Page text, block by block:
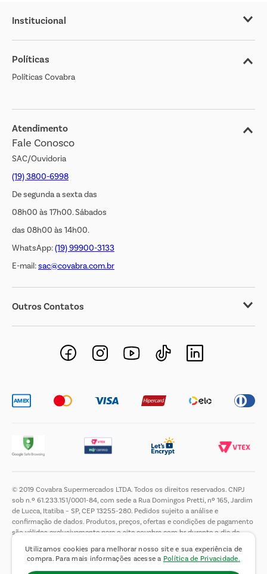
Utilizamos cookies para melhorar nosso site e sua experiência de
compra. Para mais informações acesse a Política de Privacidade.
Institucional
Sobre o Covabra
Nossas Lojas
Cliente Bem Estar
Jornal de Ofertas
Transparência Salarial
Políticas
Políticas Covabra
Atendimento
Fale Conosco
SAC/Ouvidoria
(19) 3800-6998
De segunda a sexta das
08h00 às 17h00. Sábados
das 08h00 às 14h00.
WhatsApp:(19) 99900-3133
E-mail:sac@covabra.com.br
Outros Contatos
Negócios Imobiliários
Novos Fornecedores
© 2019 Covabra Supermercados LTDA. Todos os direitos reservados. CNPJ
sob n.º 61.233.151/0001-84, com sede a Rua Domingos Pretti, nº 165, Jardim
de Lucca, Itatiba – SP, CEP 13255-280. Pedidos sujeito a análise e
confirmação de dados. Produtos, preços, ofertas e condições de pagamento
são válidos exclusivamente para o site covabra.com.br durante o dia de
de limitar a quantidade máxima de produtos por compra por cliente. Não
vendemos no atacado. Fotos meramente ilustrativas.É proibida a venda e a